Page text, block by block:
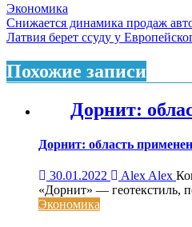
Экономика
Навигация
по
записям
Снижается динамика продаж
Латвия берет ссуду у
Похожие записи
Дорнит:
Дорнит: область
30.01.2022 Alex Alex
«Дорнит» — геотекстиль,
Экономика